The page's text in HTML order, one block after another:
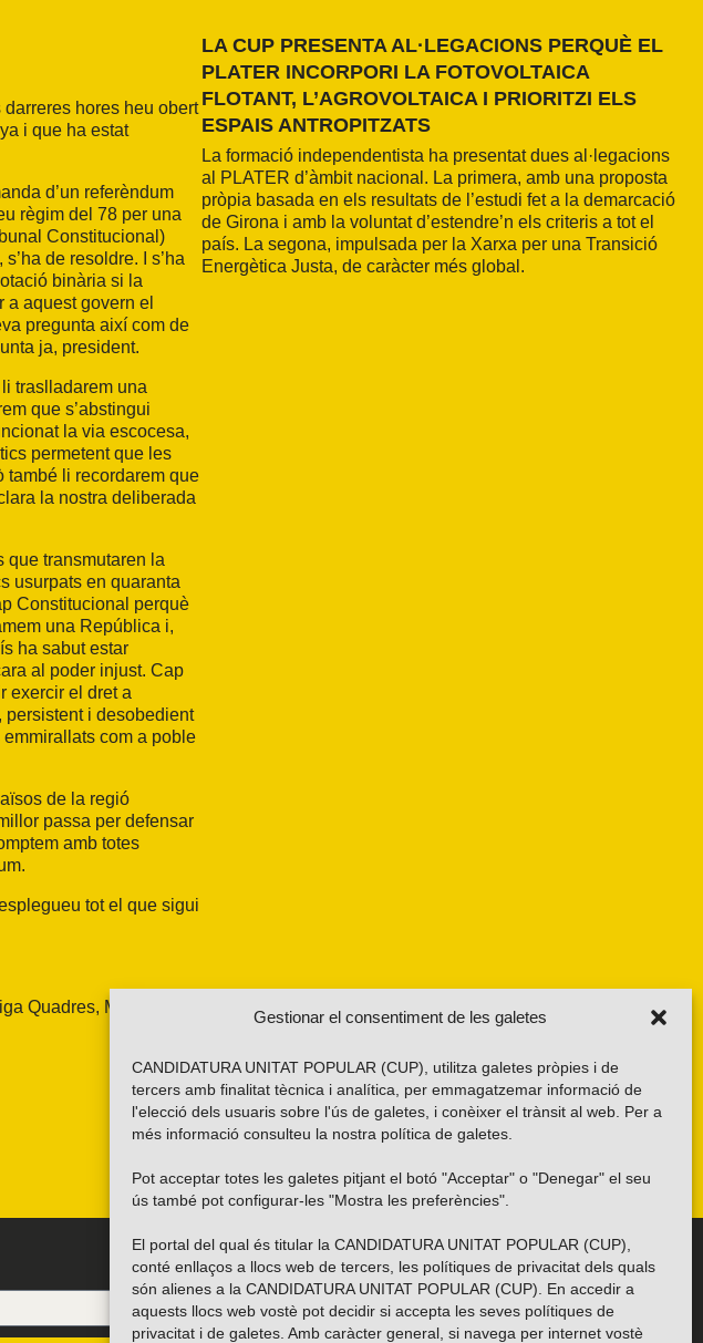
Gestionar el consentiment de les galetes
CANDIDATURA UNITAT POPULAR (CUP), utilitza galetes pròpies i de
tercers amb finalitat tècnica i analítica, per emmagatzemar informació de
l'elecció dels usuaris sobre l'ús de galetes, i conèixer el trànsit al web. Per a
més informació consulteu la nostra política de galetes
Pot acceptar totes les galetes pitjant el botó "Acceptar" o "Denegar" el seu
ús també pot configurar-les "Mostra les preferències".
El portal del qual és titular la CANDIDATURA UNITAT POPULAR (CUP),
conté enllaços a llocs web de tercers, les polítiques de privacitat dels quals
són alienes a la CANDIDATURA UNITAT POPULAR (CUP). En accedir a
aquests llocs web vostè pot decidir si accepta les seves polítiques de
privacitat i de galetes. Amb caràcter general, si navega per internet vostè
hores heu obert
i que ha estat
d’un referèndum
règim del 78 per una
Constitucional)
de resoldre. I s’ha
binària si la
aquest govern el
pregunta així com de
ja, president.
traslladarem una
que s’abstingui
la via escocesa,
permetent que les
també li recordarem que
la nostra deliberada
que transmutaren la
usurpats en quaranta
Constitucional perquè
una República i,
ha sabut estar
al poder injust. Cap
exercir el dret a
persistent i desobedient
com a poble
de la regió
passa per defensar
amb totes
tot el que sigui
Quadres, Mireia Boya
LA CUP PRESENTA AL·LEGACIONS PERQUÈ EL
PLATER INCORPORI LA FOTOVOLTAICA
FLOTANT, L’AGROVOLTAICA I PRIORITZI ELS
ESPAIS ANTROPITZATS
La formació independentista ha presentat dues al·legacions
al PLATER d’àmbit nacional. La primera, amb una proposta
pròpia basada en els resultats de l’estudi fet a la demarcació
de Girona i amb la voluntat d’estendre’n els criteris a tot el
país. La segona, impulsada per la Xarxa per una Transició
Energètica Justa, de caràcter més global.
Troba’ns a les xarxes socials